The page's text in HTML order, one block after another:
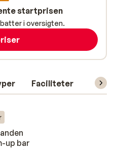
Faciliteter
up bar
startprisen
i oversigten.